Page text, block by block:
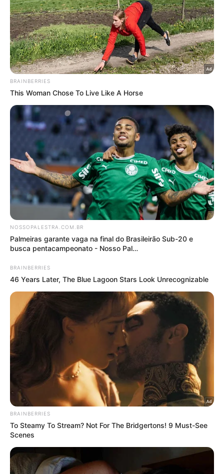
Conheça e comente noFórum do Nosso Palestra
Deste modo, para o embate da próxima semana, os
mineiros também poderão contar com 2 mil
torcedores nas arquibancadas. A comercialização
destas entradas, contudo, ainda não foi anunciada
pelo Alviverde.
Soube o NP que, da demanda disponibilizada para
palmeirenses, 300 entradas foram vendidos através
da “Palmeiras Viagens”, o que representa 15% da
totalidade. Os 1700 bilhetes restantes foram
colocados à venda exclusivamente pelo site
ingressos.galonaveia.com.br.
Notícias Relacionadas
VEJA NO NOSSO PALESTRA
Artur comenta boa fase em retorno ao Palmeiras
A comercialização começou na última segunda-feira
(31) às 16h (de Brasília) e, após poucos minutos da
abertura, já não haviam mais ingressos disponíveis.
Através das redes sociais, muitos torcedores
reclamaram da instabilidade do site destinado à
venda e afirmaram que não conseguiram garantir a
compra.
Além disso, é possível identificar ingressos sendo
R$ 100 (inteira) ou R$ 50 (meia). Cada CPF poderia
comprar até quatro bilhetes na venda realizada pelo